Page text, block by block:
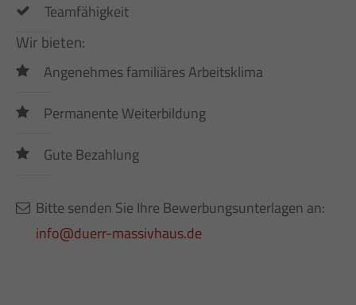
Teamfähigkeit
Wir bieten:
Angenehmes familiäres Arbeitsklima
Permanente Weiterbildung
Gute Bezahlung
Bitte senden Sie Ihre Bewerbungsunterlagen an:
info@duerr-massivhaus.de